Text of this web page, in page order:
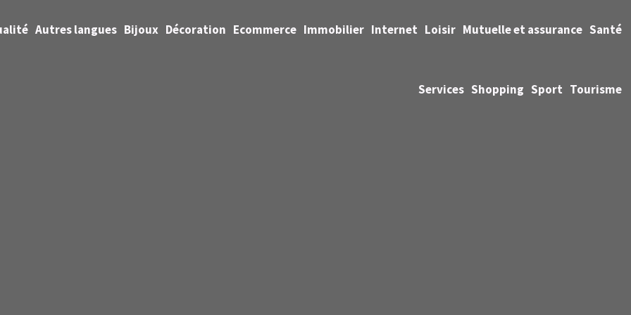
Autres langues Bijoux Décoration Ecommerce Immobilier Internet Loisir Mutuelle et assurance Santé
Services Shopping Sport Tourisme